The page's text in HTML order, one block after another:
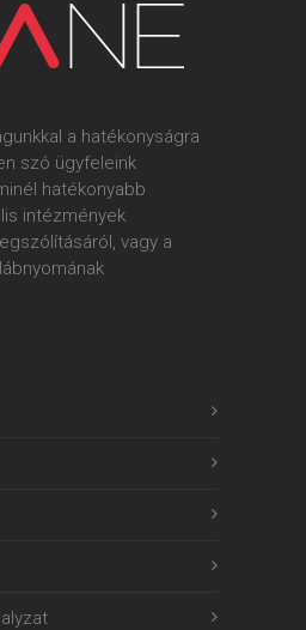
a hatékonyságra
szó ügyfeleink
hatékonyabb
intézmények
vagy a